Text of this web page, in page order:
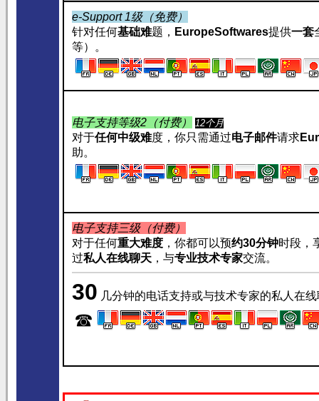
e-Support 1级（免费）
针对任何基础难题， EuropeSoftwares提供一套
等）。
电子支持等级2（付费） 12个月
对于任何中级难度，你只需通过电子邮件请求
助。
电子支持三级（付费）
对于任何重大难度 ，你都可以预约30分钟时段，
过私人在线聊天 ，与专业技术专家交流。
30 几分钟的电话支持或与技术专家的私人在
☎